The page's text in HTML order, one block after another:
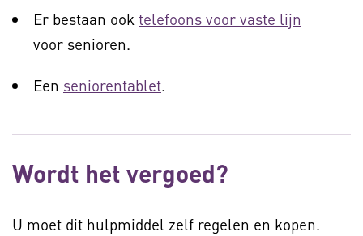
Er bestaan ook telefoons voor vaste lijn
voor senioren.
Een seniorentablet.
Wordt het vergoed?
U moet dit hulpmiddel zelf regelen en kopen.